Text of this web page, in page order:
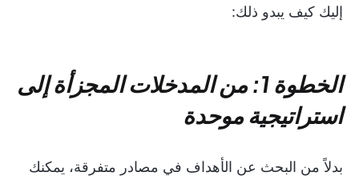
إليك كيف يبدو ذلك:
الخطوة 1: من المدخلات المجزأة إلى
استراتيجية موحدة
بدلاً من البحث عن الأهداف في مصادر متفرقة، يمكنك